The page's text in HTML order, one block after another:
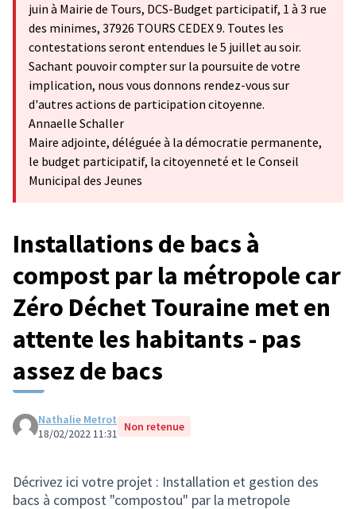
juin à Mairie de Tours, DCS-Budget participatif, 1 à 3 rue
des minimes, 37926 TOURS CEDEX 9. Toutes les
contestations seront entendues le 5 juillet au soir.
Sachant pouvoir compter sur la poursuite de votre
implication, nous vous donnons rendez-vous sur
d'autres actions de participation citoyenne.
Annaelle Schaller
Maire adjointe, déléguée à la démocratie permanente,
le budget participatif, la citoyenneté et le Conseil
Municipal des Jeunes
Installations de bacs à
compost par la métropole car
Zéro Déchet Touraine met en
attente les habitants - pas
assez de bacs
Nathalie Metrot
18/02/2022 11:31 Non retenue
Décrivez ici votre projet : Installation et gestion des
bacs à compost "compostou" par la metropole